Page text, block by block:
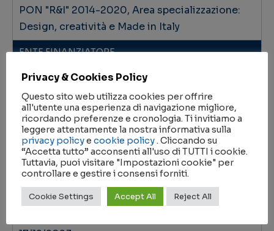
PON "R&I" 2014-2020, Area specializzazione:
Design, creatività e Made in Italy
ENTE FINANZIATORE
PARTNER
DATA INIZIO
DATA FINE
Privacy & Cookies Policy
Questo sito web utilizza cookies per offrire
all'utente una esperienza di navigazione migliore,
ricordando preferenze e cronologia. Ti invitiamo a
leggere attentamente la nostra informativa sulla
privacy policye cookie policy . Cliccando su
“Accetta tutto” acconsenti all'uso di TUTTI i cookie.
Tuttavia, puoi visitare "Impostazioni cookie" per
controllare e gestire i consensi forniti.
Cookie Settings Accept All Reject All